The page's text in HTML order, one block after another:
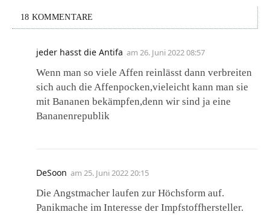
18 KOMMENTARE
jeder hasst die Antifa am 26. Juni 2022 08:57
Wenn man so viele Affen reinlässt dann verbreiten
sich auch die Affenpocken,vieleicht kann man sie
mit Bananen bekämpfen,denn wir sind ja eine
Bananenrepublik
DeSoon am 25. Juni 2022 20:15
Die Angstmacher laufen zur Höchsform auf.
Panikmache im Interesse der Impfstoffhersteller.